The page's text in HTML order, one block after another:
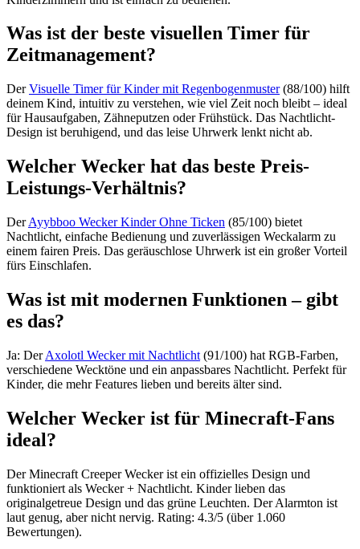
Was ist der beste visuellen Timer für
Zeitmanagement?
DerVisuelle Timer für Kinder mit Regenbogenmuster(88/100) hilft
deinem Kind, intuitiv zu verstehen, wie viel Zeit noch bleibt – ideal
für Hausaufgaben, Zähneputzen oder Frühstück. Das Nachtlicht-
Design ist beruhigend, und das leise Uhrwerk lenkt nicht ab.
Welcher Wecker hat das beste Preis-
Leistungs-Verhältnis?
DerAyybboo Wecker Kinder Ohne Ticken (85/100) bietet
Nachtlicht, einfache Bedienung und zuverlässigen Weckalarm zu
einem fairen Preis. Das geräuschlose Uhrwerk ist ein großer Vorteil
fürs Einschlafen.
Was ist mit modernen Funktionen – gibt
es das?
Ja: DerAxolotl Wecker mit Nachtlicht (91/100) hat RGB-Farben,
verschiedene Wecktöne und ein anpassbares Nachtlicht. Perfekt für
Kinder, die mehr Features lieben und bereits älter sind.
Welcher Wecker ist für Minecraft-Fans
ideal?
Der Minecraft Creeper Wecker ist ein offizielles Design und
funktioniert als Wecker + Nachtlicht. Kinder lieben das
originalgetreue Design und das grüne Leuchten. Der Alarmton ist
laut genug, aber nicht nervig. Rating: 4.3/5 (über 1.060
Bewertungen).